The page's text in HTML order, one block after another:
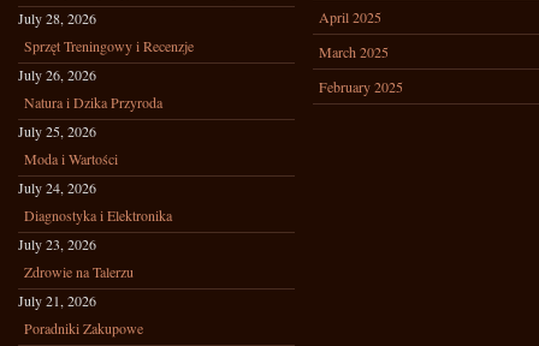
July 28, 2026
Sprzęt Treningowy i Recenzje
July 26, 2026
Natura i Dzika Przyroda
July 25, 2026
Moda i Wartości
July 24, 2026
Diagnostyka i Elektronika
July 23, 2026
Zdrowie na Talerzu
July 21, 2026
Poradniki Zakupowe
April 2025
March 2025
February 2025